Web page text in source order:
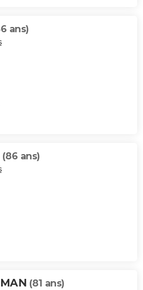
ans)
(86 ans)
(81 ans)